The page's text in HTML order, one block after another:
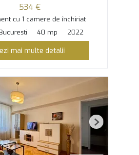
534 €
cu 1 camere de închiriat
40 mp 2022
mai multe detalii
Next